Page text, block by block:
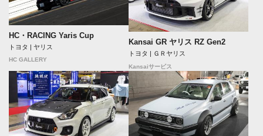
HC・RACING Yaris Cup
トヨタ | ヤリス
HC GALLERY
Kansai GR ヤリス RZ Gen2
トヨタ | ＧＲヤリス
Kansaiサービス